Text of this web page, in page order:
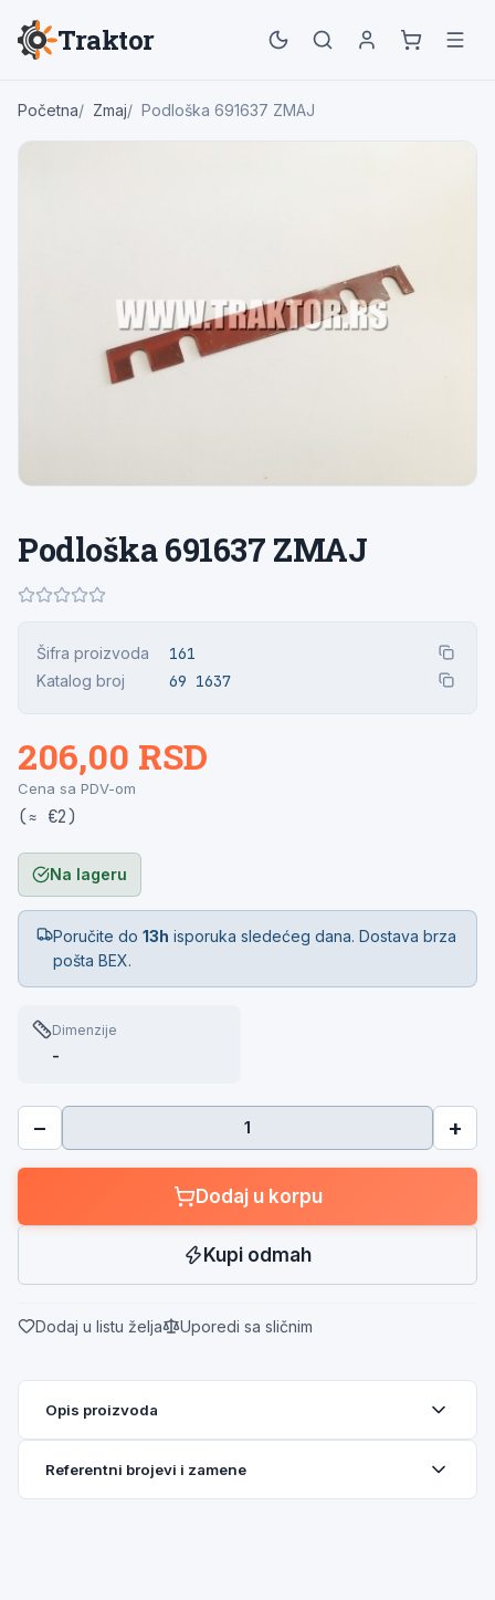
Traktor
Početna Zmaj Podloška 691637 ZMAJ
Podloška 691637 ZMAJ
Šifra proizvoda 161
Katalog broj 69 1637
206,00 RSD
Cena sa PDV-om
(≈ €2)
Na lageru
Poručite do13h isporuka sledećeg dana. Dostava brza
pošta BEX.
Dimenzije
-
− +
Dodaj u korpu
Kupi odmah
Dodaj u listu želja Uporedi sa sličnim
Opis proizvoda
Referentni brojevi i zamene